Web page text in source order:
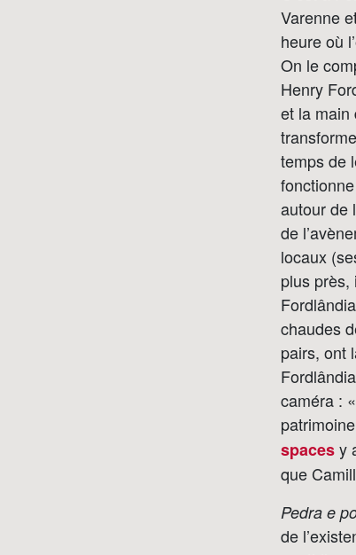
Varenne
heure où
On le
Henry
et la main
temps de
autour de
de
locaux
plus près,
chaudes
pairs, ont
caméra :
spacesy
que
Pedra e
de